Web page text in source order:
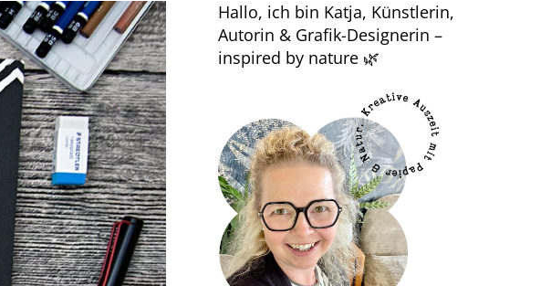
Hallo, ich bin Katja, Künstlerin,
Autorin & Grafik-Designerin –
inspired by nature 🌿